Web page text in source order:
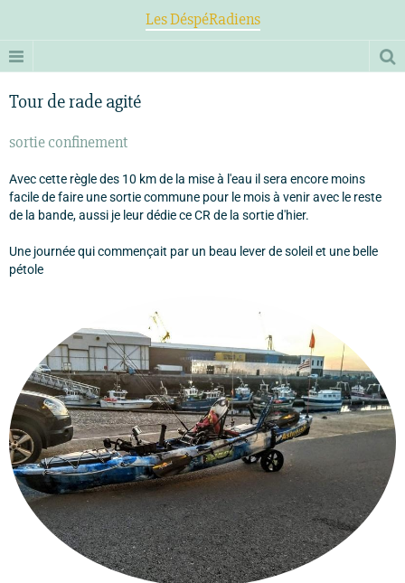
Les DéspéRadiens
Tour de rade agité
sortie confinement
Avec cette règle des 10 km de la mise à l'eau il sera encore moins
facile de faire une sortie commune pour le mois à venir avec le reste
de la bande, aussi je leur dédie ce CR de la sortie d'hier.
Une journée qui commençait par un beau lever de soleil et une belle
pétole